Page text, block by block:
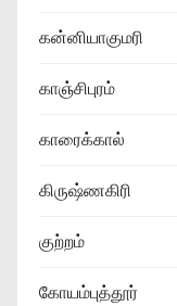
கன்னியாகுமரி
காஞ்சிபுரம்
காரைக்கால்
கிருஷ்ணகிரி
குற்றம்
கோயம்புத்தூர்